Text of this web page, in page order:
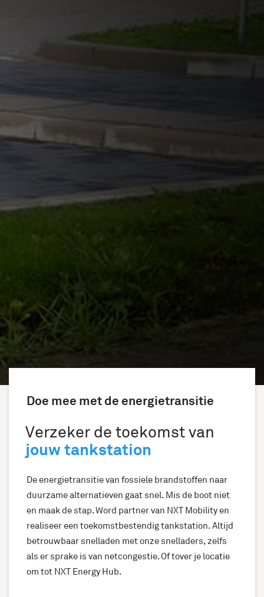
Doe mee met de energietransitie
Verzeker de toekomst van
jouw tankstation
De energietransitie van fossiele brandstoffen naar
duurzame alternatieven gaat snel. Mis de boot niet
en maak de stap. Word partner van NXT Mobility en
realiseer een toekomstbestendig tankstation. Altijd
betrouwbaar snelladen met onze snelladers, zelfs
als er sprake is van netcongestie. Of tover je locatie
om tot NXT Energy Hub.